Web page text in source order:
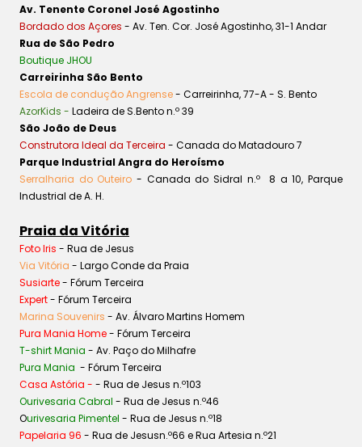
Av. Tenente Coronel José Agostinho
Bordado dos Açores - Av. Ten. Cor. José Agostinho, 31-1 Andar
Rua de São Pedro
Boutique JHOU
Carreirinha São Bento
Escola de condução Angrense- Carreirinha, 77-A - S. Bento
AzorKids - Ladeira de S.Bento n.º 39
São João de Deus
Construtora Ideal da Terceira - Canada do Matadouro 7
Parque Industrial Angra do Heroísmo
Serralharia do Outeiro - Canada do Sidral n.º 8 a 10, Parque
Industrial de A. H.
Praia da Vitória
Foto Iris - Rua de Jesus
Via Vitória - Largo Conde da Praia
Susiarte- Fórum Terceira
Expert- Fórum Terceira
Marina Souvenirs - Av. Álvaro Martins Homem
Pura Mania Home- Fórum Terceira
T-shirt Mania - Av. Paço do Milhafre
Pura Mania - Fórum Terceira
Casa Astória - - Rua de Jesus n.º103
Ourivesaria Cabral - Rua de Jesus n.º46
Ourivesaria Pimentel - Rua de Jesus n.º18
Papelaria 96 - Rua de Jesusn.º66 e Rua Artesia n.º21